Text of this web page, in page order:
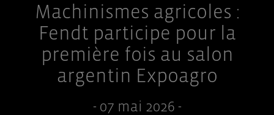
Machinismes agricoles :
Fendt participe pour la
première fois au salon
argentin Expoagro
- 07 mai 2026 -